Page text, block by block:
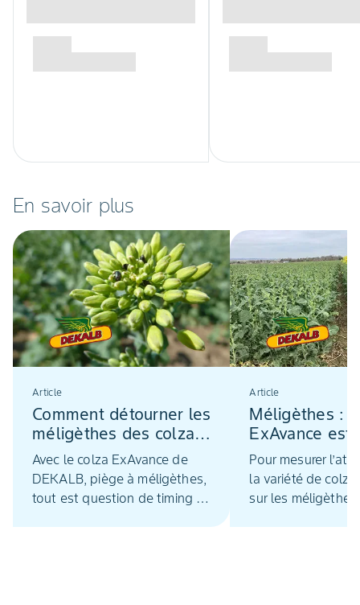
En savoir plus
Article
Comment détourner les
méligèthes des colzas
?
Avec le colza ExAvance de
DEKALB, piège à méligèthes,
tout est question de timing !
Article
Méligèthes :
ExAvance est
plus
colza d’intérêt
Pour mesurer
la variété de colza
sur les méligèthes,